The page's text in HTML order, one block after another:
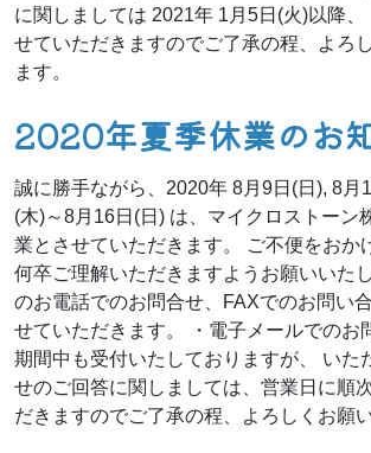
に関しましては 2021年 1月5日(火)以
せていただきますのでご了承の程、よろ
ます。
2020年夏季休業のお
誠に勝手ながら、2020年 8月9日(日), 8月
(木)～8月16日(日) は、マイクロストーン
業とさせていただきます。 ご不便をおか
何卒ご理解いただきますようお願いいた
のお電話でのお問合せ、FAXでのお問い
せていただきます。 ・電子メールでのお
期間中も受付いたしておりますが、 いた
せのご回答に関しましては、営業日に順
だきますのでご了承の程、よろしくお願